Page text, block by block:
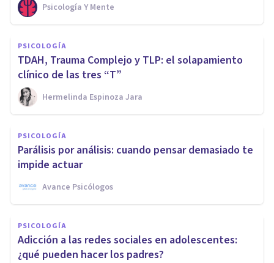
Psicología Y Mente
PSICOLOGÍA
TDAH, Trauma Complejo y TLP: el solapamiento
clínico de las tres “T”
Hermelinda Espinoza Jara
PSICOLOGÍA
Parálisis por análisis: cuando pensar demasiado te
impide actuar
Avance Psicólogos
PSICOLOGÍA
Adicción a las redes sociales en adolescentes:
¿qué pueden hacer los padres?